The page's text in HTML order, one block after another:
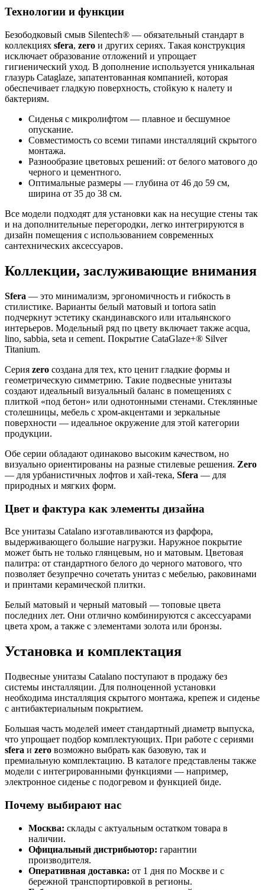
Технологии и функции
Безободковый смыв Silentech® — обязательный стандарт в
коллекциях sfera, zero и других сериях. Такая конструкция
исключает образование отложений и упрощает
гигиенический уход. В дополнение используется уникальная
глазурь Cataglaze, запатентованная компанией, которая
обеспечивает гладкую поверхность, стойкую к налету и
бактериям.
Сиденья с микролифтом — плавное и бесшумное
опускание.
Совместимость со всеми типами инсталляций скрытого
монтажа.
Разнообразие цветовых решений: от белого матового до
черного и цементного.
Оптимальные размеры — глубина от 46 до 59 см,
ширина от 35 до 38 см.
Все модели подходят для установки как на несущие стены так
и на дополнительные перегородки, легко интегрируются в
дизайн помещения с использованием современных
сантехнических аксессуаров.
Коллекции, заслуживающие внимания
Sfera — это минимализм, эргономичность и гибкость в
стилистике. Варианты белый матовый и tortora satin
подчеркнут эстетику скандинавского или итальянского
интерьеров. Модельный ряд по цвету включает также acqua,
lino, sabbia, seta и cement. Покрытие CataGlaze+® Silver
Titanium.
Серия zero создана для тех, кто ценит гладкие формы и
геометрическую симметрию. Такие подвесные унитазы
создают идеальный визуальный баланс в помещениях с
плиткой «под бетон» или однотонными стенами. Стеклянные
столешницы, мебель с хром-акцентами и зеркальные
поверхности — идеальное окружение для этой категории
продукции.
Обе серии обладают одинаково высоким качеством, но
визуально ориентированы на разные стилевые решения. Zero
— для урбанистичных лофтов и хай-тека, Sfera — для
природных и мягких форм.
Цвет и фактура как элементы дизайна
Все унитазы Catalano изготавливаются из фарфора,
выдерживающего большие нагрузки. Наружное покрытие
может быть не только глянцевым, но и матовым. Цветовая
палитра: от стандартного белого до черного матового, что
позволяет безупречно сочетать унитаз с мебелью, раковинами
и принтами керамической плитки.
Белый матовый и черный матовый — топовые цвета
последних лет. Они отлично комбинируются с аксессуарами
цвета хром, а также с элементами золота или бронзы.
Установка и комплектация
Подвесные унитазы Catalano поступают в продажу без
системы инсталляции. Для полноценной установки
необходима инсталляция скрытого монтажа, крепеж и сиденье
с антибактериальным покрытием.
Большая часть моделей имеет стандартный диаметр выпуска,
что упрощает подбор комплектующих. При работе с сериями
sfera и zero возможно выбрать как базовую, так и
премиальную комплектацию. В каталоге представлены также
модели с интегрированными функциями — например,
электронное сиденье с подогревом и функцией биде.
Почему выбирают нас
Москва: склады с актуальным остатком товара в
наличии.
Официальный дистрибьютор: гарантии
производителя.
Оперативная доставка: от 1 дня по Москве и с
бережной транспортировкой в регионы.